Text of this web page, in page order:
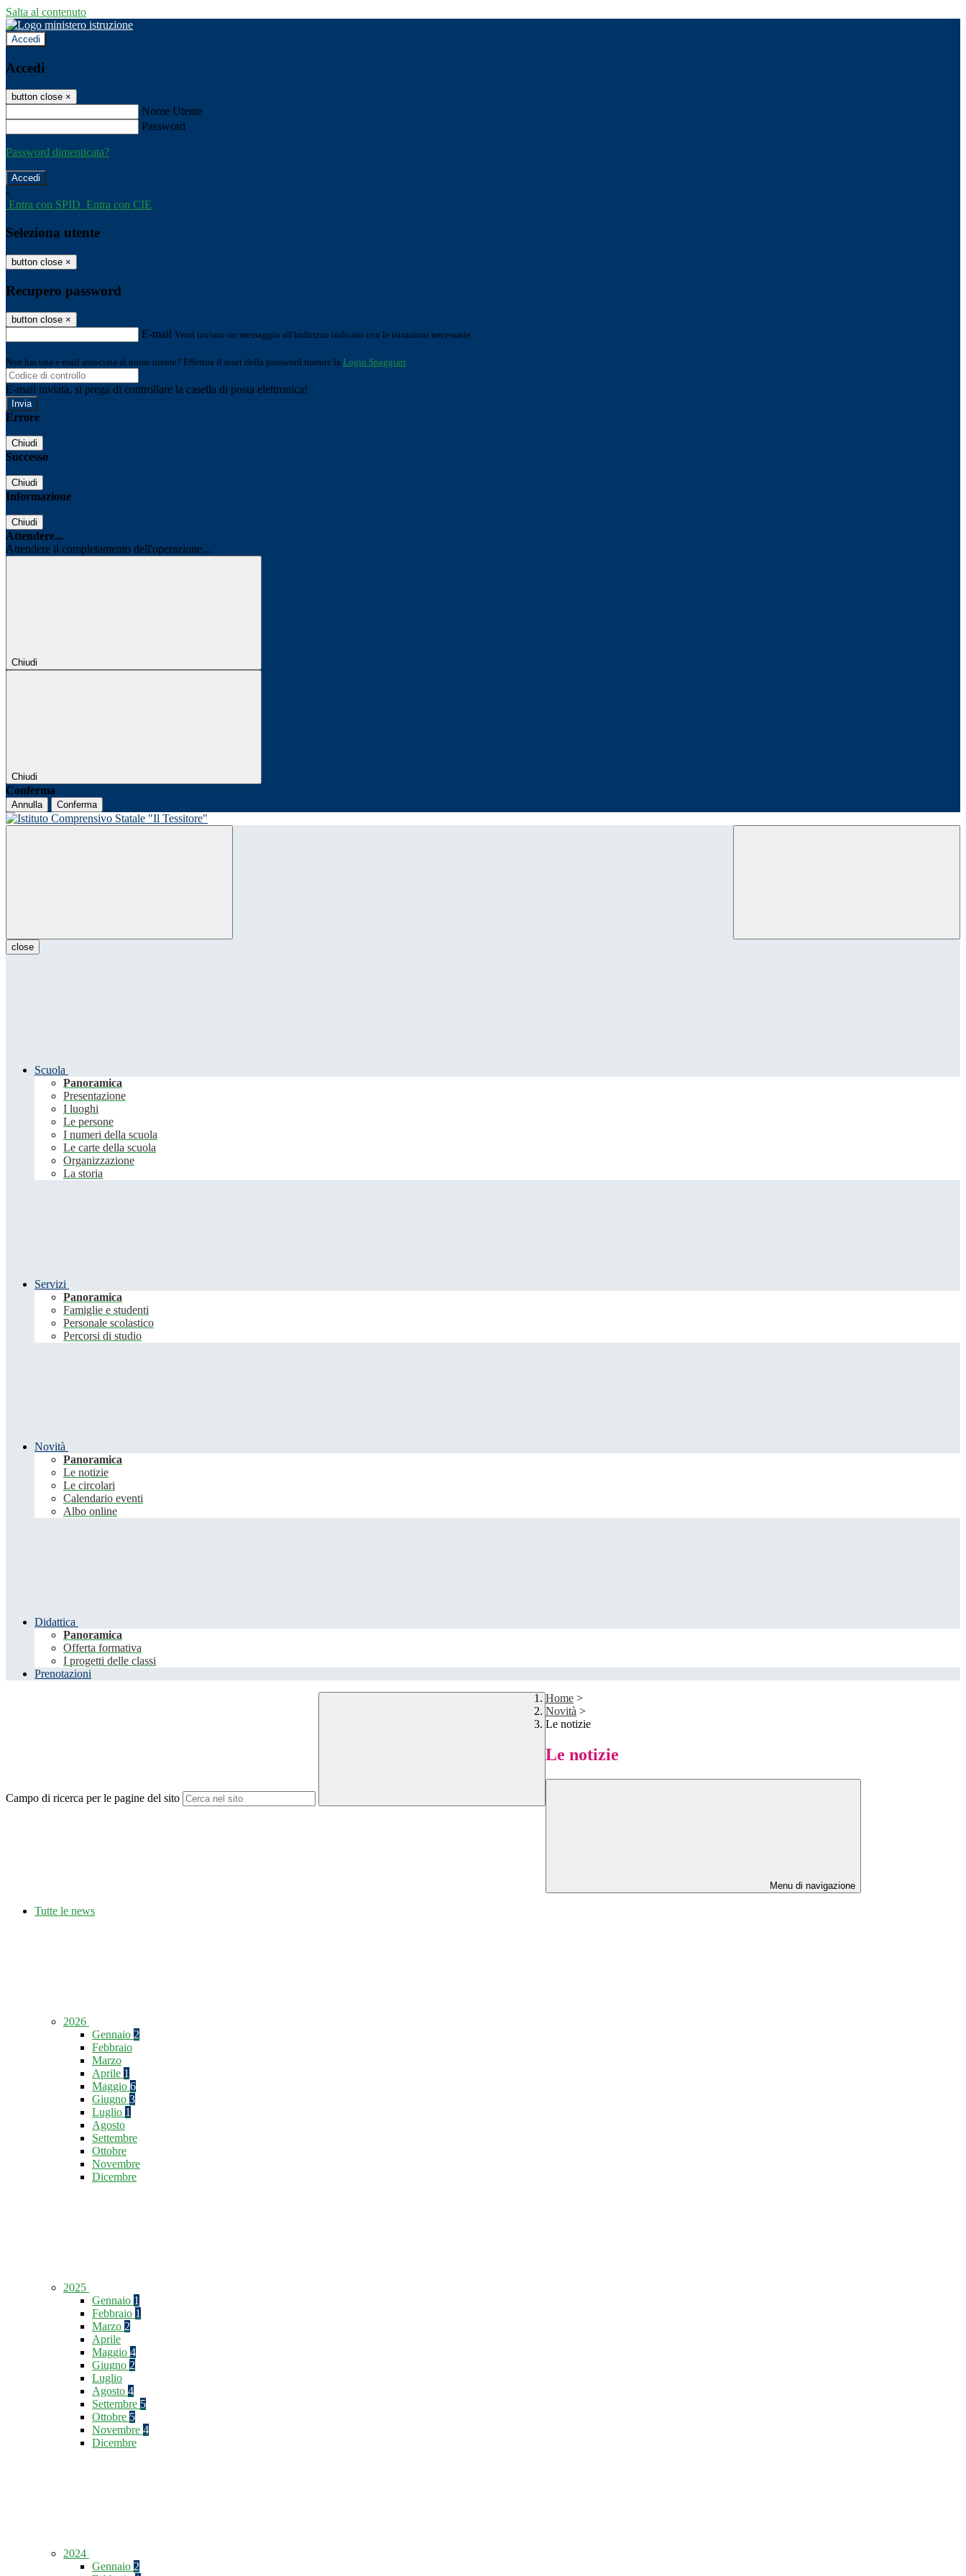
Salta al contenuto
Accedi
Accedi
button close ×
Nome Utente
Password
Password dimenticata?
-
Entra con SPID Entra con CIE
Seleziona utente
button close ×
Recupero password
button close ×
E-mail Verrà inviato un messaggio all'indirizzo indicato con le istruzioni necessarie.
Non hai una e-mail associata al nome utente? Effettua il reset della password tramite la Login Spaggiari
E-mail inviata, si prega di controllare la casella di posta elettronica!
Errore
Chiudi
Successo
Chiudi
Informazione
Chiudi
Attendere...
Attendere il completamento dell'operazione...
Chiudi
Chiudi
Conferma
Annulla Conferma
close
Scuola
Panoramica
Presentazione
I luoghi
Le persone
I numeri della scuola
Le carte della scuola
Organizzazione
La storia
Servizi
Panoramica
Famiglie e studenti
Personale scolastico
Percorsi di studio
Novità
Panoramica
Le notizie
Le circolari
Calendario eventi
Albo online
Didattica
Panoramica
Offerta formativa
I progetti delle classi
Prenotazioni
Campo di ricerca per le pagine del sito
Home >
Novità >
Le notizie
Le notizie
Menu di navigazione
Tutte le news
2026
Gennaio 2
Febbraio
Marzo
Aprile 1
Maggio 6
Giugno 3
Luglio 1
Agosto
Settembre
Ottobre
Novembre
Dicembre
2025
Gennaio 1
Febbraio 1
Marzo 2
Aprile
Maggio 4
Giugno 2
Luglio
Agosto 4
Settembre 5
Ottobre 5
Novembre 4
Dicembre
2024
Gennaio 2